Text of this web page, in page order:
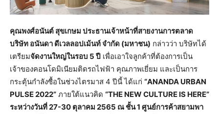
คุณพงศ์อนันต์ สุขเกษม ประธานเจ้าหน้าที่สายงานการตลาด
บริษัท อนันดา ดีเวลลอปเม้นท์ จำกัด (มหาชน) กล่าวว่า บริษัทได้
เตรียมจัดงานใหญ่ในรอบ 5 ปี เพื่อเอาใจลูกค้าที่ต้องการเป็น
เจ้าของคอนโดมิเนียมติดรถไฟฟ้า คุณภาพเยี่ยม และเป็นการ
กระตุ้นกำลังซื้อในช่วงไตรมาส 4 ปีนี้ ได้แก่ “ANANDA URBAN
PULSE 2022” ภายใต้แนวคิด “THE NEW CULTURE IS HERE”
ระหว่างวันที่ 27-30 ตุลาคม 2565 ณ ชั้น 1 ศูนย์การค้าสยามพา